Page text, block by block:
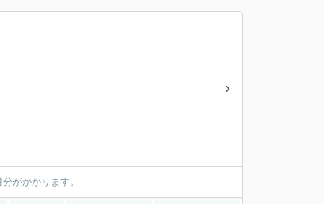
がかかります。